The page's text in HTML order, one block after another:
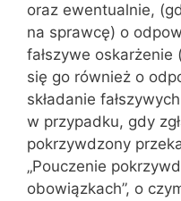
oraz ewentualnie,
na sprawcę) o
fałszywe
się go również o
składanie
w przypadku, gdy
pokrzywdzony
„Pouczenie
obowiązkach”, o